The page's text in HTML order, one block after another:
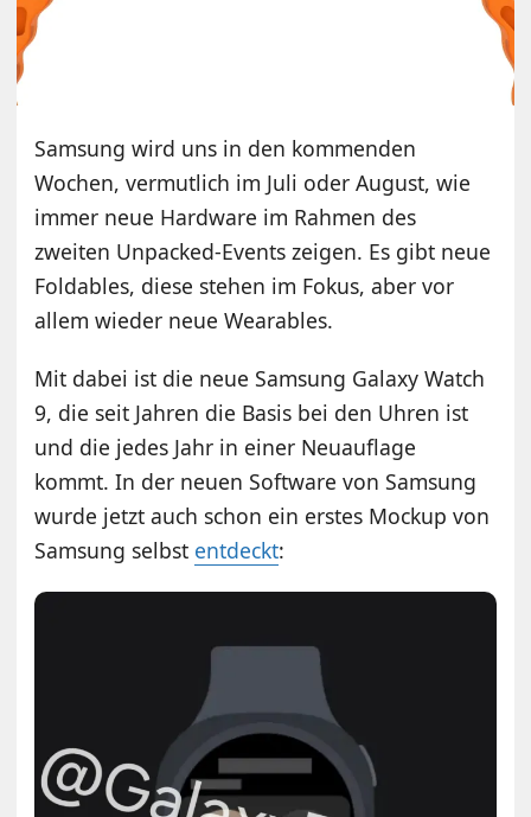
Samsung wird uns in den kommenden
Wochen, vermutlich im Juli oder August, wie
immer neue Hardware im Rahmen des
zweiten Unpacked-Events zeigen. Es gibt neue
Foldables, diese stehen im Fokus, aber vor
allem wieder neue Wearables.
Mit dabei ist die neue Samsung Galaxy Watch
9, die seit Jahren die Basis bei den Uhren ist
und die jedes Jahr in einer Neuauflage
kommt. In der neuen Software von Samsung
wurde jetzt auch schon ein erstes Mockup von
Samsung selbst entdeckt: